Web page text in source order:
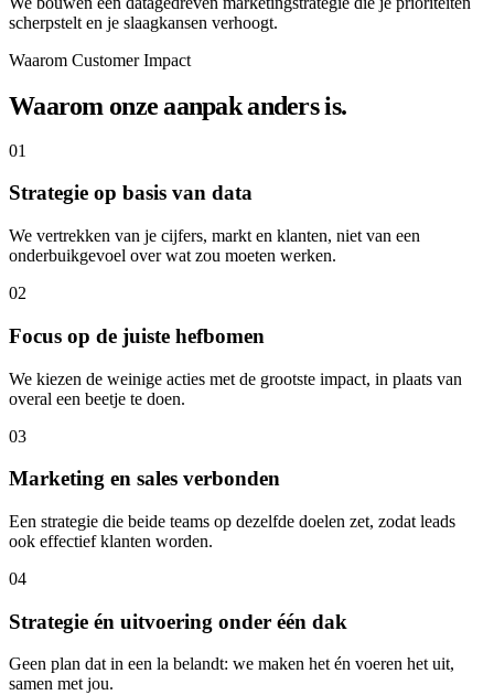
scherpstelt en je slaagkansen verhoogt.
Waarom Customer Impact
Waarom onze aanpak anders is.
01
Strategie op basis van data
We vertrekken van je cijfers, markt en klanten, niet van een
onderbuikgevoel over wat zou moeten werken.
02
Focus op de juiste hefbomen
We kiezen de weinige acties met de grootste impact, in plaats van
overal een beetje te doen.
03
Marketing en sales verbonden
Een strategie die beide teams op dezelfde doelen zet, zodat leads
ook effectief klanten worden.
04
Strategie én uitvoering onder één dak
Geen plan dat in een la belandt: we maken het én voeren het uit,
samen met jou.